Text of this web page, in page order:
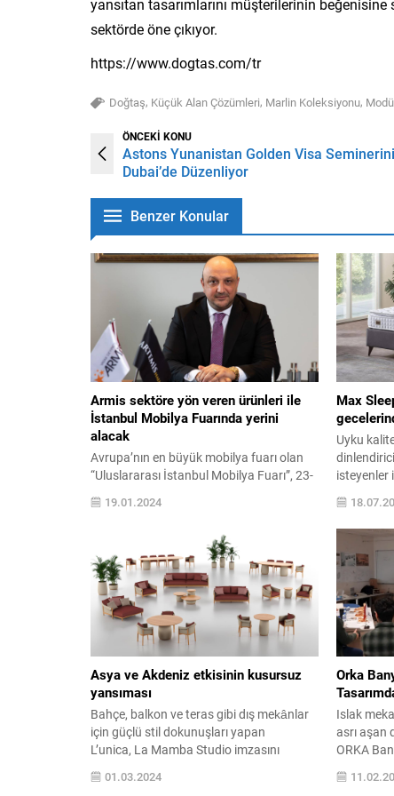
yansıtan tasarımlarını müşterilerinin
sektörde öne çıkıyor.
https://www.dogtas.com/tr
Doğtaş, Küçük Alan Çözümleri, Marlin Koleksiyonu,
ÖNCEKİ KONU
Astons Yunanistan Golden Visa Seminerini
Dubai’de Düzenliyor
Benzer Konular
Armis sektöre yön veren ürünleri ile
İstanbul Mobilya Fuarında yerini
alacak
Avrupa’nın en büyük mobilya fuarı olan
“Uluslararası İstanbul Mobilya Fuarı”, 23-
28 Ocak 2023 tarihleri arasında tüm
dünyadan binlerce alıcının katılımı ile
ihtiyaçlarına yanıt veren ürünlerinin yanı
sıra ev tekstili ve döşemeli ürün grupları
ile öne çıkan Armis, İstanbul Fuar
Merkezi’nde (Yeşilköy) 2.hol 234 numaralı
stantta yerini alacak. 2023...
19.01.2024
Max
Uyku
isteyenler
Armis
ergonomik
Armis’in
boyun ve
Asya ve Akdeniz etkisinin kusursuz
yansıması
Bahçe, balkon ve teras gibi dış mekânlar
için güçlü stil dokunuşları yapan
L’unica, La Mamba Studio imzasını
taşıyan Otazen Grao koleksiyonunu bu yıl
ilk kez açık hava tutkunlarının beğenisine
01.03.2024
Orka
Islak
asrı aşan
ORKA
ile